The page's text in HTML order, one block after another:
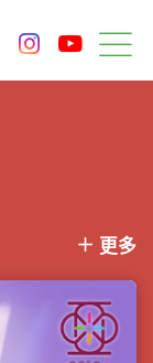
instagram
更多